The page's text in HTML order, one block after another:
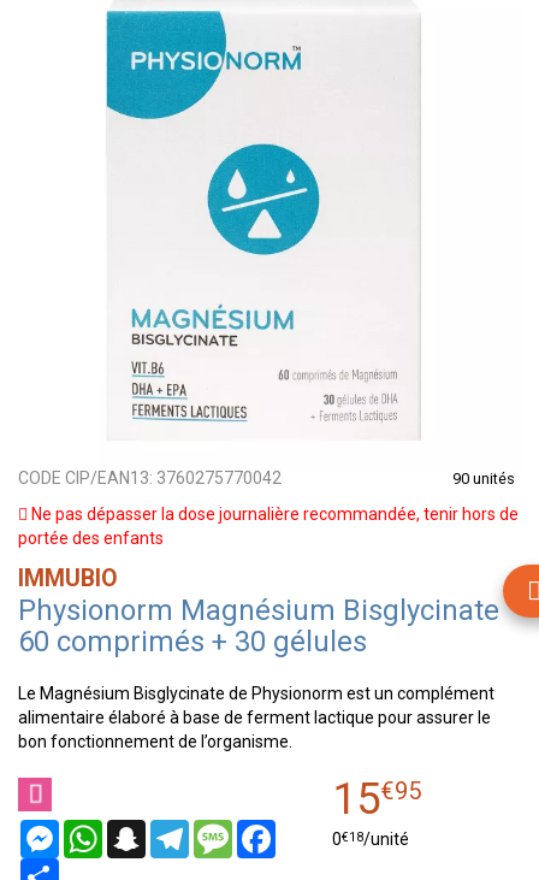
CODE CIP/EAN13: 3760275770042 90 unités
Ne pas dépasser la dose journalière recommandée, tenir hors de
portée des enfants
IMMUBIO
Physionorm Magnésium Bisglycinate
60 comprimés + 30 gélules
Le Magnésium Bisglycinate de Physionorm est un complément
alimentaire élaboré à base de ferment lactique pour assurer le
bon fonctionnement de l’organisme.
MessengerWhatsAppSnapchatTelegramMessageFacebook
15€95
0€18/unité